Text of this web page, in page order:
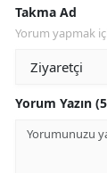
Takma Ad
Yorum yapmak
Yorum Yazın